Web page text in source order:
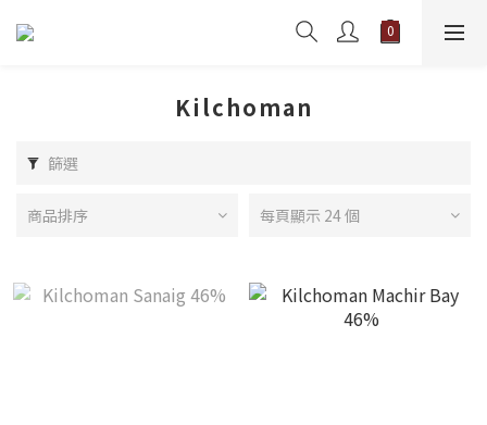
Kilchoman
篩選
商品排序 每頁顯示 24 個